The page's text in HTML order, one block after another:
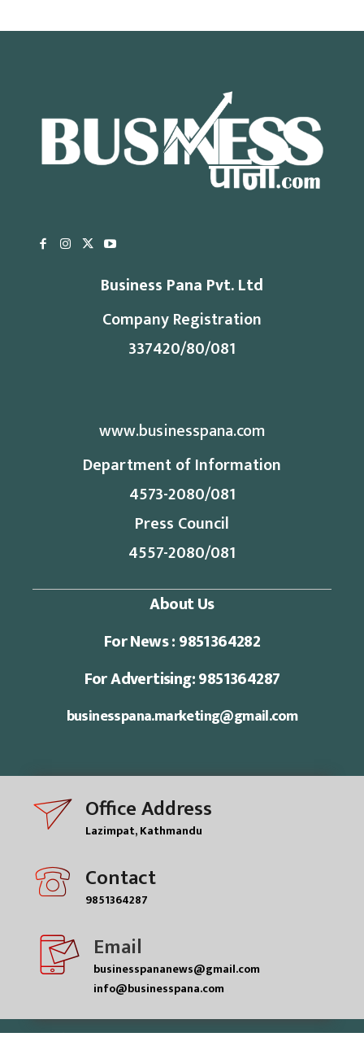
Business Pana Pvt. Ltd
Company Registration
337420/80/081
www.businesspana.com
Department of Information
4573-2080/081
Press Council
4557-2080/081
About Us
For News : 9851364282
For Advertising: 9851364287
businesspana.marketing@gmail.com
Office Address
Lazimpat, Kathmandu
Contact
9851364287
Email
businesspananews@gmail.com
info@businesspana.com
© businesspana pvt.ltd| All rights reserved.